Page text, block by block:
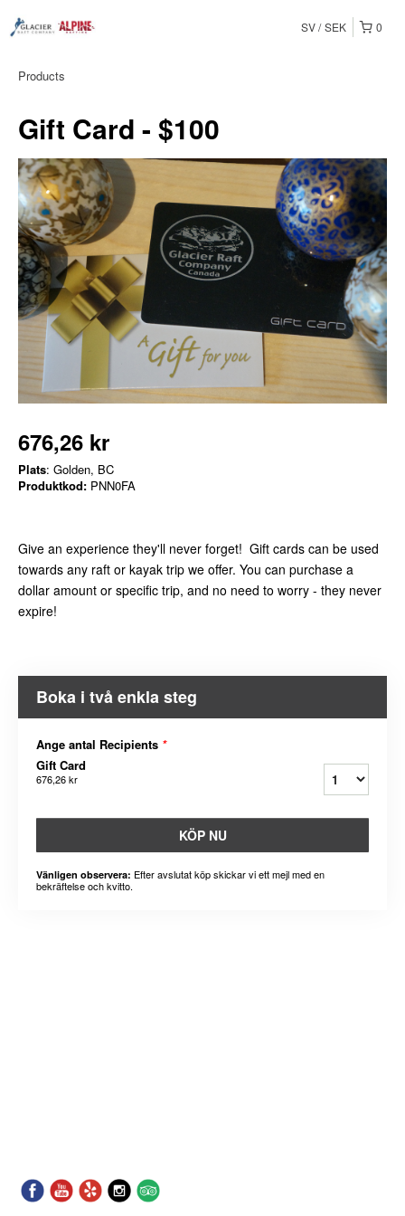
0
SV SEK
Products
Gift Card - $100
676,26 kr
Plats: Golden, BC
Produktkod: PNN0FA
Give an experience they'll never forget! Gift cards can be used
towards any raft or kayak trip we offer. You can purchase a
dollar amount or specific trip, and no need to worry - they never
expire!
Boka i två enkla steg
Ange antal Recipients *
Gift Card
676,26 kr
KÖP NU
Vänligen observera: Efter avslutat köp skickar vi ett mejl med en
bekräftelse och kvitto.